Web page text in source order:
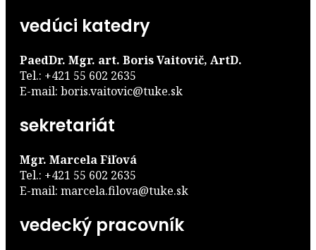
vedúci katedry
PaedDr. Mgr. art. Boris Vaitovič, ArtD.
Tel.: +421 55 602 2635
E-mail: boris.vaitovic@tuke.sk
sekretariát
Mgr. Marcela Fiľová
Tel.: +421 55 602 2635
E-mail: marcela.filova@tuke.sk
vedecký pracovník